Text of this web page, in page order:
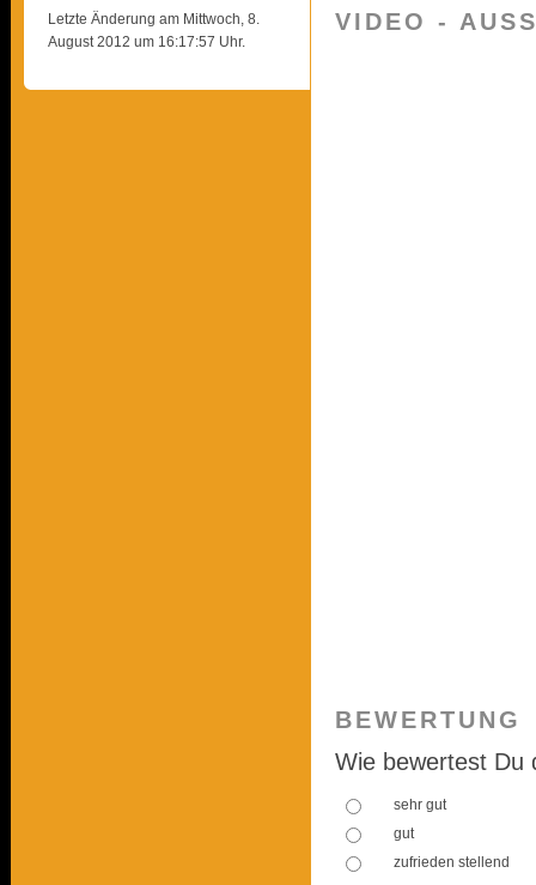
Letzte Änderung am Mittwoch, 8.
August 2012 um 16:17:57 Uhr.
VIDEO -
BEWERTUNG
Wie bewertest Du
sehr gut
gut
zufrieden stellend